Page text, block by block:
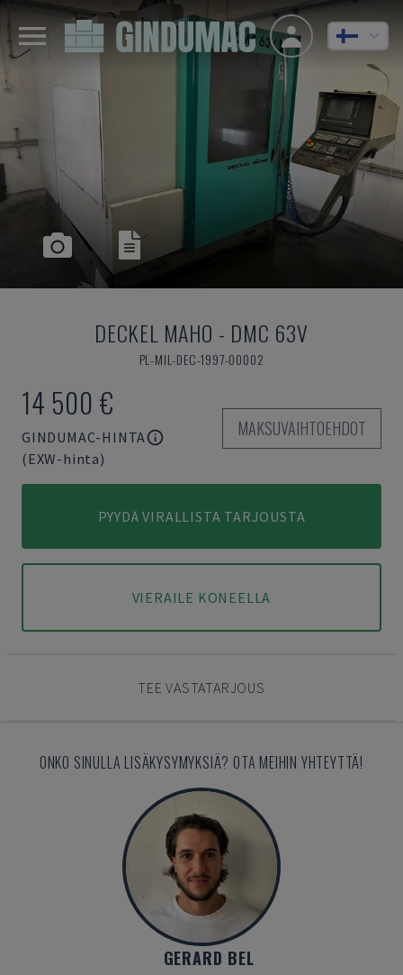
DECKEL MAHO - DMC 63V
PL-MIL-DEC-1997-00002
14 500 €
GINDUMAC-HINTA
(EXW-hinta)
MAKSUVAIHTOEHDOT
PYYDÄ VIRALLISTA TARJOUSTA
VIERAILE KONEELLA
TEE VASTATARJOUS
ONKO SINULLA LISÄKYSYMYKSIÄ? OTA MEIHIN YHTEYTTÄ!
GERARD BEL